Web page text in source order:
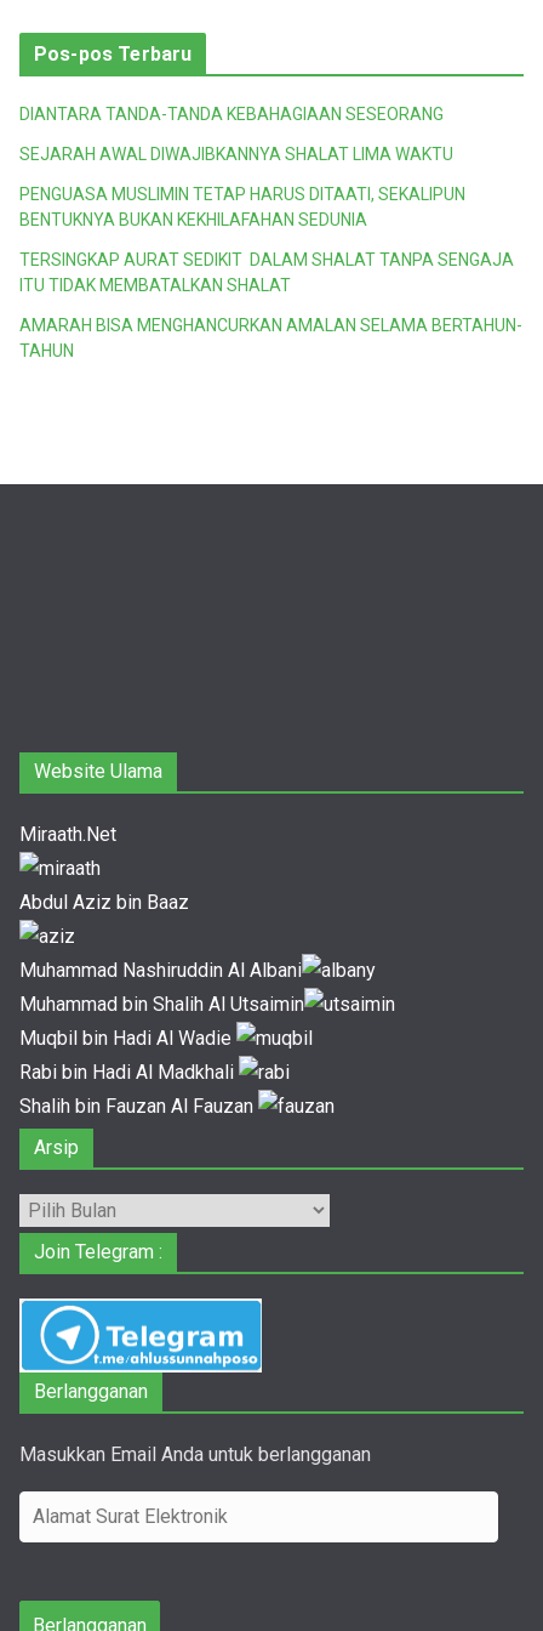
Pos-pos Terbaru
DIANTARA TANDA-TANDA KEBAHAGIAAN SESEORANG
SEJARAH AWAL DIWAJIBKANNYA SHALAT LIMA WAKTU
PENGUASA MUSLIMIN TETAP HARUS DITAATI, SEKALIPUN
BENTUKNYA BUKAN KEKHILAFAHAN SEDUNIA
TERSINGKAP AURAT SEDIKIT DALAM SHALAT TANPA SENGAJA
ITU TIDAK MEMBATALKAN SHALAT
AMARAH BISA MENGHANCURKAN AMALAN SELAMA BERTAHUN-
TAHUN
Website Ulama
Miraath.Net
Abdul Aziz bin Baaz
Muhammad Nashiruddin Al Albani
Muhammad bin Shalih Al Utsaimin
Muqbil bin Hadi Al Wadie
Rabi bin Hadi Al Madkhali
Shalih bin Fauzan Al Fauzan
Arsip
Arsip
Join Telegram :
Berlangganan
Masukkan Email Anda untuk berlangganan
l
m
Berlangganan